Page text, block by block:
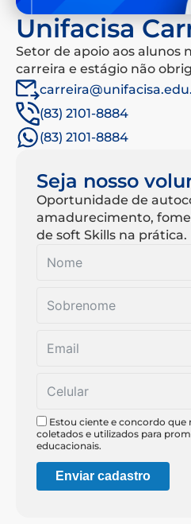
Unifacisa
Setor de apoio aos alunos
carreira e estágio não
(83) 2101-8884
(83) 2101-8884
Seja nosso
Oportunidade de
amadurecimento,
de soft Skills na prática.
Estou ciente e concordo que
coletados e utilizados para
educacionais.
Enviar cadastro